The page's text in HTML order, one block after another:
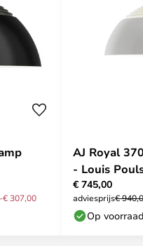
307,00
AJ Royal
- Louis
€ 745,00
adviesprijs€
Op voorraad